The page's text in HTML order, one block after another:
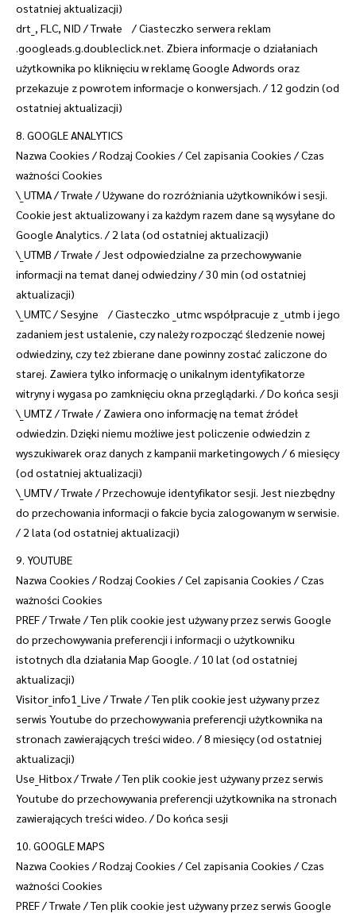
ostatniej aktualizacji)
drt_, FLC, NID / Trwałe / Ciasteczko serwera reklam
.googleads.g.doubleclick.net. Zbiera informacje o działaniach
użytkownika po kliknięciu w reklamę Google Adwords oraz
przekazuje z powrotem informacje o konwersjach. / 12 godzin (od
ostatniej aktualizacji)
8. GOOGLE ANALYTICS
Nazwa Cookies / Rodzaj Cookies / Cel zapisania Cookies / Czas
ważności Cookies
\_UTMA / Trwałe / Używane do rozróżniania użytkowników i sesji.
Cookie jest aktualizowany i za każdym razem dane są wysyłane do
Google Analytics. / 2 lata (od ostatniej aktualizacji)
\_UTMB / Trwałe / Jest odpowiedzialne za przechowywanie
informacji na temat danej odwiedziny / 30 min (od ostatniej
aktualizacji)
\_UMTC / Sesyjne / Ciasteczko _utmc współpracuje z _utmb i jego
zadaniem jest ustalenie, czy należy rozpocząć śledzenie nowej
odwiedziny, czy też zbierane dane powinny zostać zaliczone do
starej. Zawiera tylko informację o unikalnym identyfikatorze
witryny i wygasa po zamknięciu okna przeglądarki. / Do końca sesji
\_UMTZ / Trwałe / Zawiera ono informację na temat źródeł
odwiedzin. Dzięki niemu możliwe jest policzenie odwiedzin z
wyszukiwarek oraz danych z kampanii marketingowych / 6 miesięcy
(od ostatniej aktualizacji)
\_UMTV / Trwałe / Przechowuje identyfikator sesji. Jest niezbędny
do przechowania informacji o fakcie bycia zalogowanym w serwisie.
/ 2 lata (od ostatniej aktualizacji)
9. YOUTUBE
Nazwa Cookies / Rodzaj Cookies / Cel zapisania Cookies / Czas
ważności Cookies
PREF / Trwałe / Ten plik cookie jest używany przez serwis Google
do przechowywania preferencji i informacji o użytkowniku
istotnych dla działania Map Google. / 10 lat (od ostatniej
aktualizacji)
Visitor_info1_Live / Trwałe / Ten plik cookie jest używany przez
serwis Youtube do przechowywania preferencji użytkownika na
stronach zawierających treści wideo. / 8 miesięcy (od ostatniej
aktualizacji)
Use_Hitbox / Trwałe / Ten plik cookie jest używany przez serwis
Youtube do przechowywania preferencji użytkownika na stronach
zawierających treści wideo. / Do końca sesji
10. GOOGLE MAPS
Nazwa Cookies / Rodzaj Cookies / Cel zapisania Cookies / Czas
ważności Cookies
PREF / Trwałe / Ten plik cookie jest używany przez serwis Google